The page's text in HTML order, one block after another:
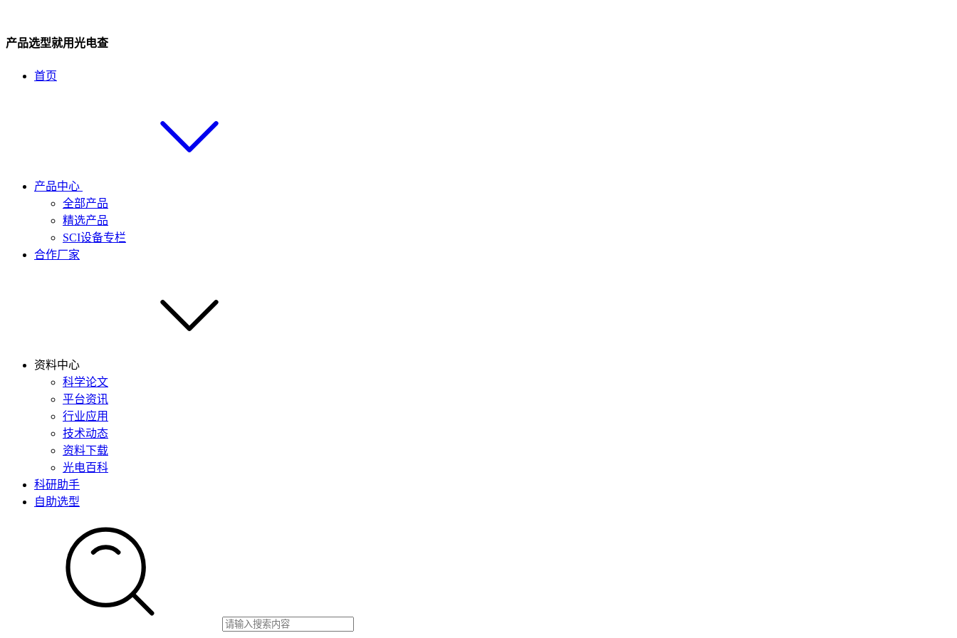
产品选型就用光电查
首页
产品中心
全部产品
精选产品
SCI设备专栏
合作厂家
资料中心
科学论文
平台资讯
行业应用
技术动态
资料下载
光电百科
科研助手
自助选型